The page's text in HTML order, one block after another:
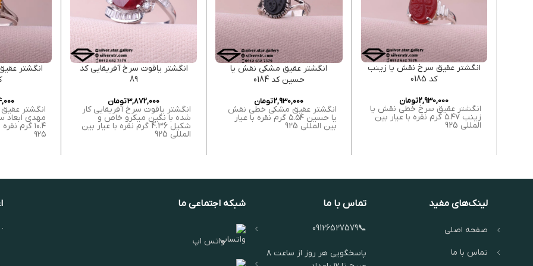
انگشتر عقیق سرخ نقش یا زینب
کد 0185
2,930,000تومان
انگشتر عقیق سرخ خطی نقش یا
زینب ۵.۴۷ گرم نقره با عیار بین
المللی 925
انگشتر عقیق مشکی نقش یا
حسین کد 0184
2,930,000تومان
انگشتر عقیق مشکی خطی نقش
یا حسین ۵.۵۴ گرم نقره با عیار
بین المللی 925
انگشتر یاقوت سرخ آفریقایی کد
89
3,872,000تومان
انگشتر یاقوت سرخ آفریقایی کار
شده با نگین میکرو خاص و
شکیل 4.36 گرم نقره با عیار بین
المللی 925
انگشتر
انگشتر
۱۰.۴ گرم
۹۲۵
لینک‌های مفید
صفحه اصلی
تماس با ما
تماس با ما
📞09126527579
پاسخگویی هر روز از ساعت ۸
شبکه اجتماعی ما
واتس اپ